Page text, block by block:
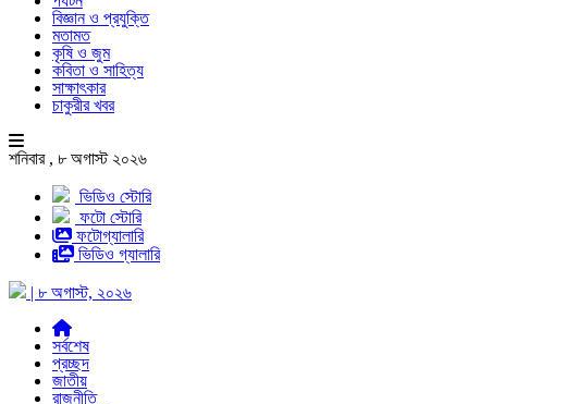
বিজ্ঞান ও প্রযুক্তি
মতামত
কৃষি ও জুম
কবিতা ও সাহিত্য
সাক্ষাৎকার
চাকুরীর খবর
শনিবার , ৮ অগাস্ট ২০২৬
ভিডিও স্টোরি
ফটো স্টোরি
ফটোগ্যালারি
ভিডিও গ্যালারি
| ৮ অগাস্ট, ২০২৬
সর্বশেষ
প্রচ্ছদ
জাতীয়
রাজনীতি